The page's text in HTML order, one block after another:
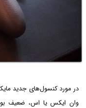
در مورد کنسول‌های جدید
وان ایکس یا اس، ضعیف